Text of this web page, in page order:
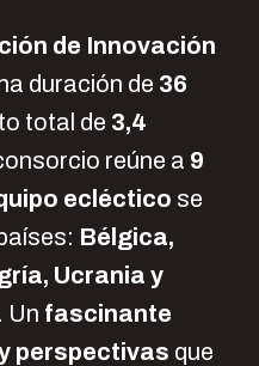
de Innovación
duración de 36
total de 3,4
reúne a 9
ecléctico se
Bélgica,
Ucrania y
. Un fascinante
perspectivas que